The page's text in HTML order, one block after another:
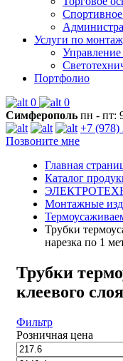
Услуги по
Портфолио
0
0
Симферополь пн - пт:
+7 (978)
Позвоните мне
Главная
Каталог
Монтажные
Трубки
нарезка по 1
Трубки
клеевого
Фильтр
Розничная цена